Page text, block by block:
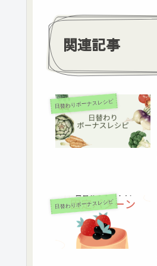
関連記事
日替わりボーナスレシピ
日替わりボーナスレシピ